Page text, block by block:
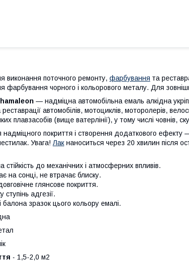
виконання поточного ремонту, фарбування та
чорного і кольорового металу. Для
— надміцна автомобільна емаль алкідна
автомобілів, мотоциклів, моторолерів,
плавзасобів (вище ватерлінії), у тому числі човнів,
покриття і створення додаткового
Увага! Лак наноситься через 20 хвилин після
стійкість до механічних і атмосферних впливів.
на сонці, не втрачає блиску.
глянсове покриття.
ступінь адгезії.
зразок цього кольору емалі.
- 1,5-2,0 м2